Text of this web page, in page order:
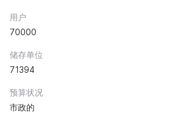
用户
70000
储存单位
71394
预算状况
市政的